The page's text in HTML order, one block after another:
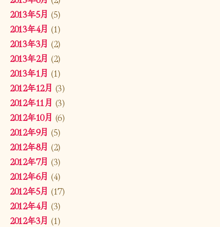
2013年5月 (5)
2013年4月 (1)
2013年3月 (2)
2013年2月 (2)
2013年1月 (1)
2012年12月 (3)
2012年11月 (3)
2012年10月 (6)
2012年9月 (5)
2012年8月 (2)
2012年7月 (3)
2012年6月 (4)
2012年5月 (17)
2012年4月 (3)
2012年3月 (1)